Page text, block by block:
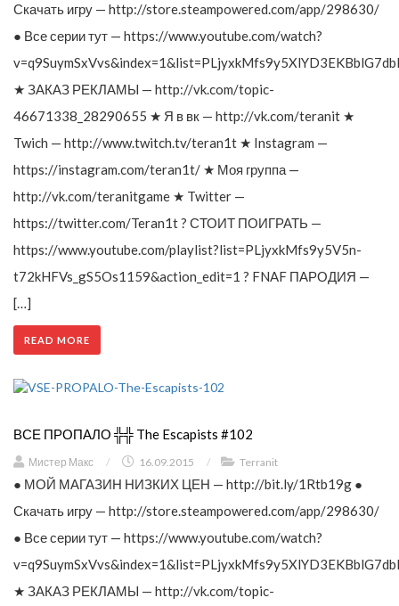
Скачать игру — http://store.steampowered.com/app/298630/
● Все серии тут — https://www.youtube.com/watch?
★ ЗАКАЗ РЕКЛАМЫ — http://vk.com/topic-
46671338_28290655 ★ Я в вк — http://vk.com/teranit ★
Twich — http://www.twitch.tv/teran1t ★ Instagram —
https://instagram.com/teran1t/ ★ Моя группа —
http://vk.com/teranitgame ★ Twitter —
https://twitter.com/Teran1t ? СТОИТ ПОИГРАТЬ —
https://www.youtube.com/playlist?list=PLjyxkMfs9y5V5n-
t72kHFVs_gS5Os1159&action_edit=1 ? FNAF ПАРОДИЯ —
[…]
READ MORE
ВСЕ ПРОПАЛО ╬╬ The Escapists #102
Мистер Макс / 16.09.2015 / Terranit
● МОЙ МАГАЗИН НИЗКИХ ЦЕН — http://bit.ly/1Rtb19g ●
Скачать игру — http://store.steampowered.com/app/298630/
● Все серии тут — https://www.youtube.com/watch?
★ ЗАКАЗ РЕКЛАМЫ — http://vk.com/topic-